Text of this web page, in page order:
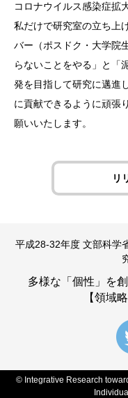
コロナウイルス感染症拡
私だけで研究室の立ち上
バー（ポスドク・大学院
らないことをやる」と「
発を目指して研究に邁進
に貢献できるように頑張
願いいたします。
リ
平成28-32年度 文部科学
多様な「個性」を
【領域
© Integrative Research